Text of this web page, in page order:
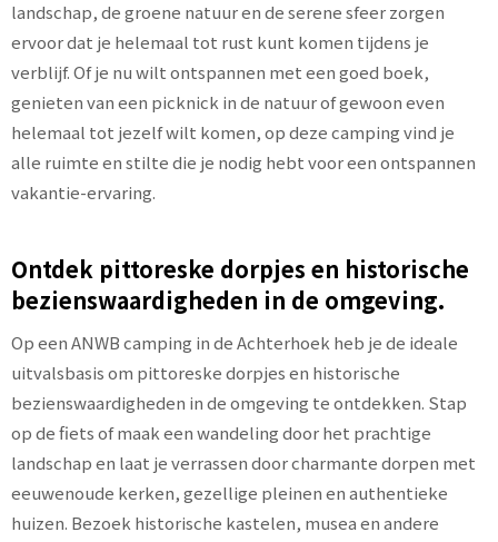
landschap, de groene natuur en de serene sfeer zorgen
ervoor dat je helemaal tot rust kunt komen tijdens je
verblijf. Of je nu wilt ontspannen met een goed boek,
genieten van een picknick in de natuur of gewoon even
helemaal tot jezelf wilt komen, op deze camping vind je
alle ruimte en stilte die je nodig hebt voor een ontspannen
vakantie-ervaring.
Ontdek pittoreske dorpjes en historische
bezienswaardigheden in de omgeving.
Op een ANWB camping in de Achterhoek heb je de ideale
uitvalsbasis om pittoreske dorpjes en historische
bezienswaardigheden in de omgeving te ontdekken. Stap
op de fiets of maak een wandeling door het prachtige
landschap en laat je verrassen door charmante dorpen met
eeuwenoude kerken, gezellige pleinen en authentieke
huizen. Bezoek historische kastelen, musea en andere